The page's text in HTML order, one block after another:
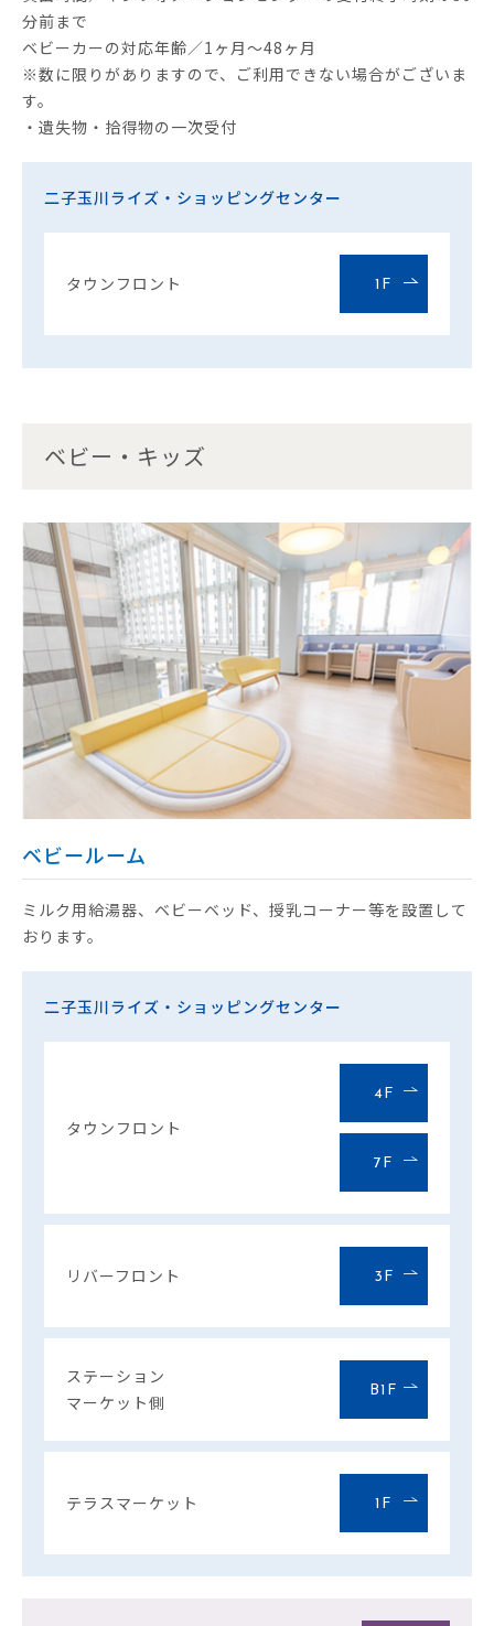
分前まで
ベビーカーの対応年齢／1ヶ月～48ヶ月
※数に限りがありますので、ご利用できない場合がございま
す。
・遺失物・拾得物の一次受付
二子玉川ライズ・ショッピングセンター
タウンフロント 1F
ベビー・キッズ
ベビールーム
ミルク用給湯器、ベビーベッド、授乳コーナー等を設置して
おります。
二子玉川ライズ・ショッピングセンター
タウンフロント
4F
7F
リバーフロント 3F
ステーション
マーケット側
B1F
テラスマーケット 1F